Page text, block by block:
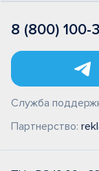
8 (800) 100-
Служба
Партнерство: